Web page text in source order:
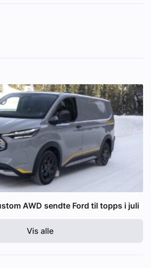
AWD sendte Ford til topps i juli
Vis alle